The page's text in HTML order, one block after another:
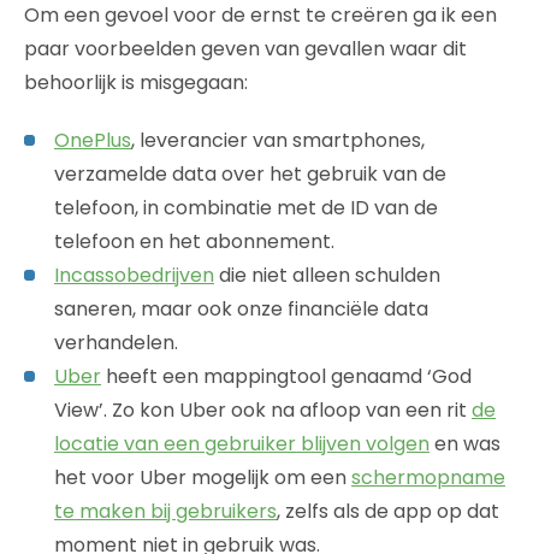
Om een gevoel voor de ernst te creëren ga ik een
paar voorbeelden geven van gevallen waar dit
behoorlijk is misgegaan:
OnePlus, leverancier van smartphones,
verzamelde data over het gebruik van de
telefoon, in combinatie met de ID van de
telefoon en het abonnement.
Incassobedrijven die niet alleen schulden
saneren, maar ook onze financiële data
verhandelen.
Uber heeft een mappingtool genaamd ‘God
View’. Zo kon Uber ook na afloop van een rit de
locatie van een gebruiker blijven volgen en was
het voor Uber mogelijk om eenschermopname
te maken bij gebruikers, zelfs als de app op dat
moment niet in gebruik was.